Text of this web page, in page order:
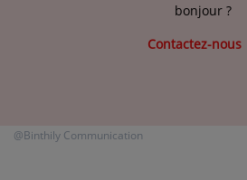
bonjour ?
Contactez-nous
@Binthily Communication